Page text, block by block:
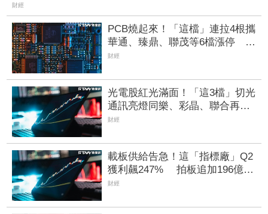
財經
PCB燒起來！「這檔」連拉4根攜
華通、臻鼎、聯茂等6檔漲停 景
碩大漲近8%、欣興勁揚4%
財經
光電股紅光滿面！「這3檔」切光
通訊亮燈同樂、彩晶、聯合再生
也漲停 大立光攻頂不夠再漲
財經
載板供給告急！這「指標廠」Q2
獲利飆247% 拍板追加196億元
擴產搶單
財經